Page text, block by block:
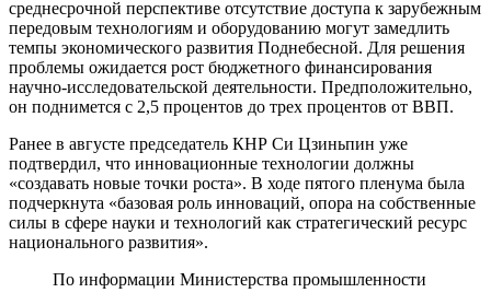
среднесрочной перспективе отсутствие доступа к зарубежным
передовым технологиям и оборудованию могут замедлить
темпы экономического развития Поднебесной. Для решения
проблемы ожидается рост бюджетного финансирования
научно-исследовательской деятельности. Предположительно,
он поднимется с 2,5 процентов до трех процентов от ВВП.
Ранее в августе председатель КНР Си Цзиньпин уже
подтвердил, что инновационные технологии должны
«создавать новые точки роста». В ходе пятого пленума была
подчеркнута «базовая роль инноваций, опора на собственные
силы в сфере науки и технологий как стратегический ресурс
национального развития».
По информации Министерства промышленности